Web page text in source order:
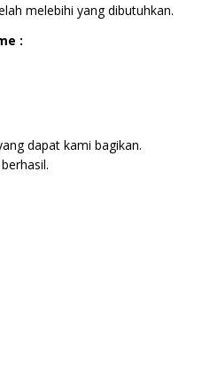
melebihi yang dibutuhkan.
:
dapat kami bagikan.